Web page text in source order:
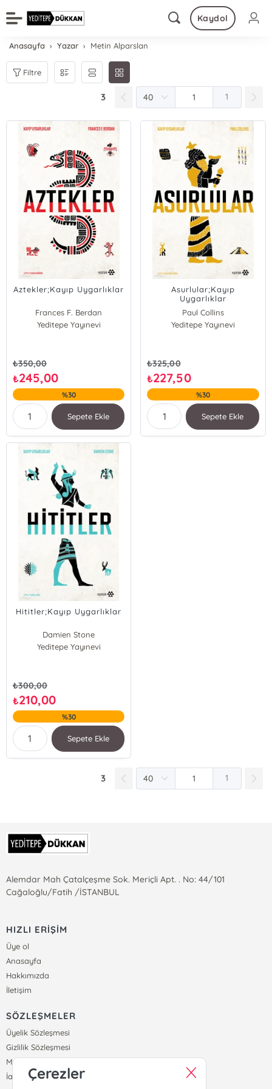
Kaydol
Anasayfa Yazar Metin Alparslan
Filtre
3 1
Aztekler;Kayıp Uygarlıklar
Frances F. Berdan
Yeditepe Yayınevi
₺350,00
₺245,00
%30
Sepete Ekle
Asurlular;Kayıp
Uygarlıklar
Paul Collins
Yeditepe Yayınevi
₺325,00
₺227,50
%30
Sepete Ekle
Hititler;Kayıp Uygarlıklar
Damien Stone
Yeditepe Yayınevi
₺300,00
₺210,00
%30
Sepete Ekle
3 1
Alemdar Mah Çatalçeşme Sok. Meriçli Apt. . No: 44/101
Cağaloğlu/Fatih /İSTANBUL
HIZLI ERİŞİM
Üye ol
Anasayfa
Hakkımızda
İletişim
SÖZLEŞMELER
Üyelik Sözleşmesi
Gizlilik Sözleşmesi
Mesafeli Satış Sözleşmesi
İade ve Teslimat Koşulları
Çerezler